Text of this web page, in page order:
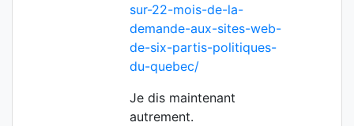
sur-22-mois-de-la-
demande-aux-sites-web-
de-six-partis-politiques-
du-quebec/
Je dis maintenant
autrement.